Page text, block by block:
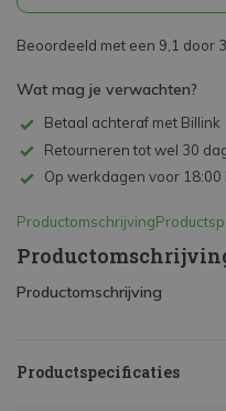
Beoordeeld met een 9,1 door
Wat mag je verwachten?
Betaal achteraf met Billink
Retourneren tot wel 30
Op werkdagen voor
Productomschrijving
Productomschrijving
Productspecificaties